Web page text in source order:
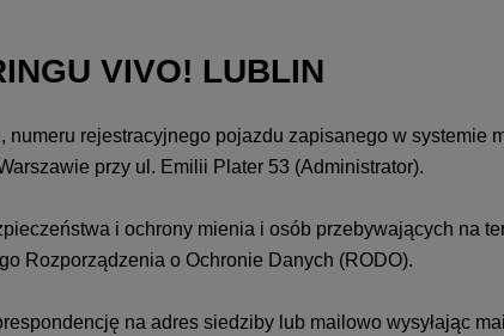
VIVO! LUBLIN
rejestracyjnego pojazdu zapisanego w systemie
przy ul. Emilii Plater 53 (Administrator).
i ochrony mienia i osób przebywających na
Rozporządzenia o Ochronie Danych (RODO).
na adres siedziby lub mailowo wysyłając